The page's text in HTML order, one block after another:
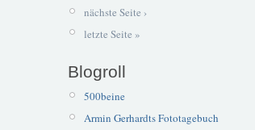
nächste Seite ›
letzte Seite »
Blogroll
500beine
Armin Gerhardts Fototagebuch